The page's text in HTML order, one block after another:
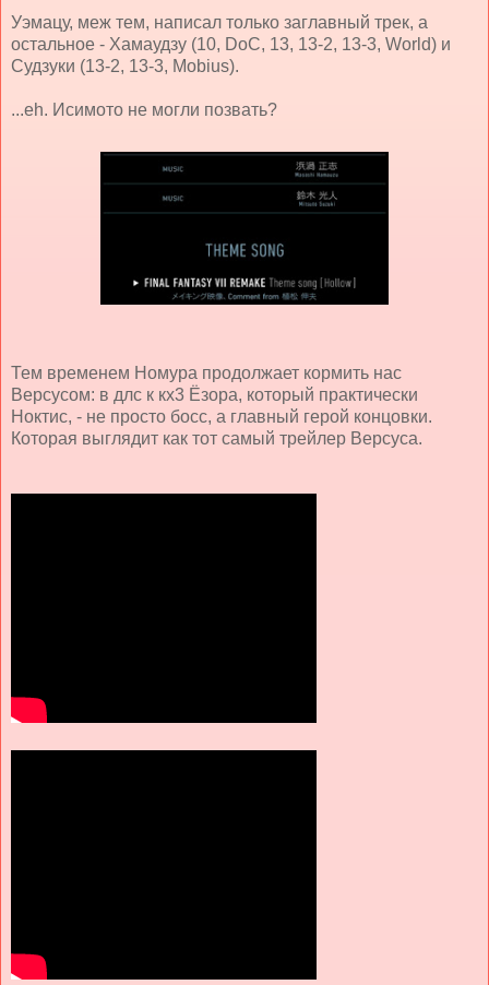
Уэмацу, меж тем, написал только заглавный трек, а
остальное - Хамаудзу (10, DoC, 13, 13-2, 13-3, World) и
Судзуки (13-2, 13-3, Mobius).
...eh. Исимото не могли позвать?
Тем временем Номура продолжает кормить нас
Версусом: в длс к кх3 Ёзора, который практически
Ноктис, - не просто босс, а главный герой концовки.
Которая выглядит как тот самый трейлер Версуса.